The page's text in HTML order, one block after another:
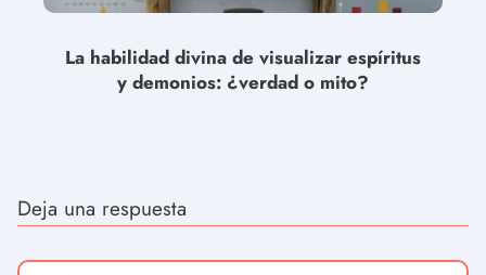
La habilidad divina de visualizar espíritus
y demonios: ¿verdad o mito?
Deja una respuesta